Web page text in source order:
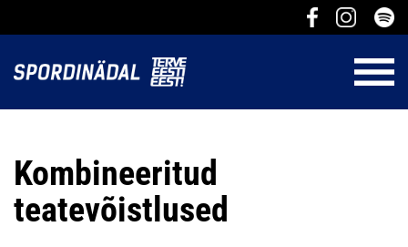
Kombineeritud
teatevõistlused